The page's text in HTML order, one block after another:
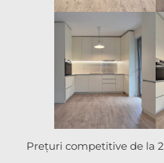
Prețuri competitive de la